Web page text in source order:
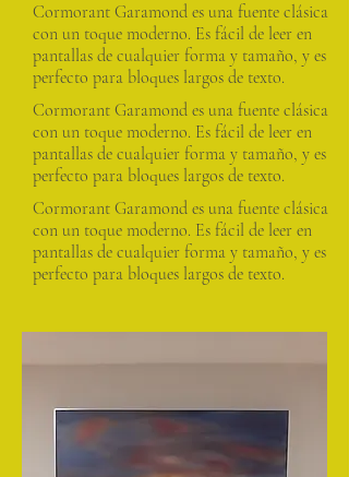
Cormorant Garamond es una fuente clásica
con un toque moderno. Es fácil de leer en
pantallas de cualquier forma y tamaño, y es
perfecto para bloques largos de texto.
Cormorant Garamond es una fuente clásica
con un toque moderno. Es fácil de leer en
pantallas de cualquier forma y tamaño, y es
perfecto para bloques largos de texto.
Cormorant Garamond es una fuente clásica
con un toque moderno. Es fácil de leer en
pantallas de cualquier forma y tamaño, y es
perfecto para bloques largos de texto.